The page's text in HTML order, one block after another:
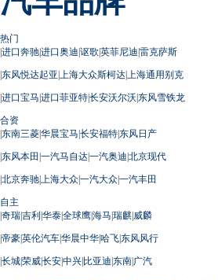
热门
|进口奔驰|进口奥迪|讴歌|英菲尼迪|雷克萨斯
|东风悦达起亚| 上海大众斯柯达| 上海通用别克
|进口宝马|进口菲亚特|长安沃尔沃|东风雪铁龙
合资
|东南三菱|华晨宝马|长安福特|东风日产
|东风本田 |一汽马自达|一汽奥迪|北京现代
|北京奔驰| 上海大众|一汽大众|一汽丰田
自主
|奇瑞|吉利|华泰|全球鹰|海马|瑞麒|威麟
|帝豪|英伦汽车|华晨中华|哈飞|东风风行
|长城|荣威|长安|中兴|比亚迪|东南|广汽